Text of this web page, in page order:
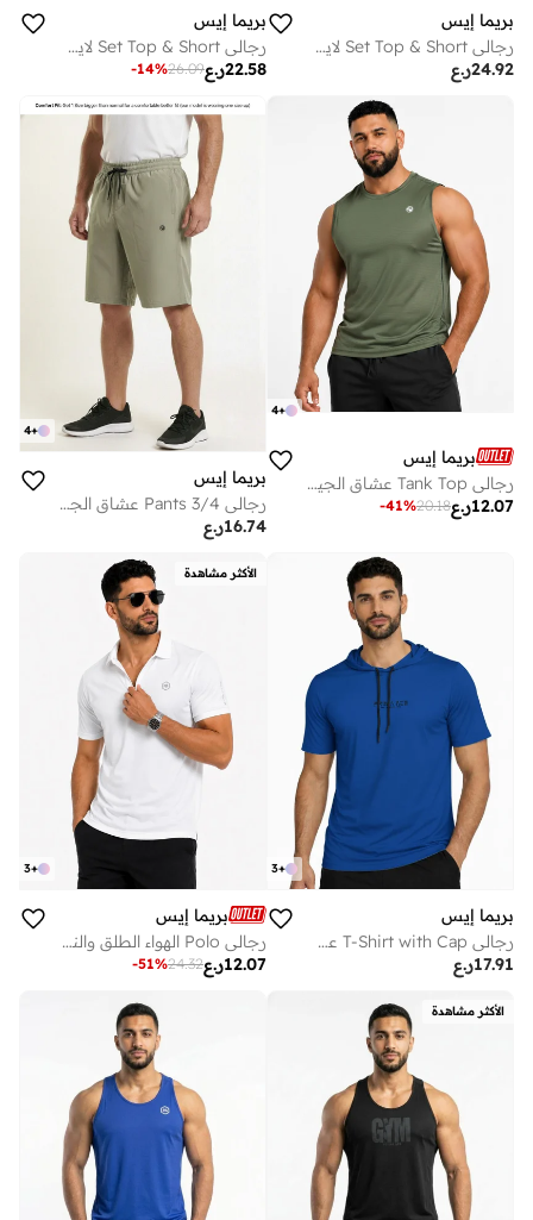
بريما إيس
رجالي Set Top & Short لايف ستايل بريميوم Black
ر.ع24.92
بريما إيس
رجالي Set Top & Short لايف ستايل بريميوم Khaki Green
ر.ع22.58
26.09
-14%
+
4
بريما إيس
رجالي Tank Top عشاق الجيم بريميوم Dark Olive
ر.ع12.07
20.18
-41%
+
4
بريما إيس
رجالي 3/4 Pants عشاق الجيم بريميوم Olive Green
ر.ع16.74
+
3
بريما إيس
رجالي T-Shirt with Cap عشاق الجيم بريميوم Royal Blue
ر.ع17.91
الأكثر مشاهدة
+
3
بريما إيس
رجالي Polo الهواء الطلق والنشاط لاكشري White
ر.ع12.07
24.32
-51%
الأكثر مشاهدة